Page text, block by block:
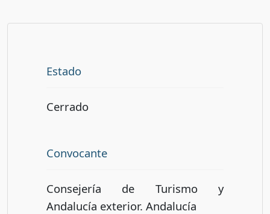
Estado
Cerrado
Convocante
Consejería de Turismo y
Andalucía exterior. Andalucía